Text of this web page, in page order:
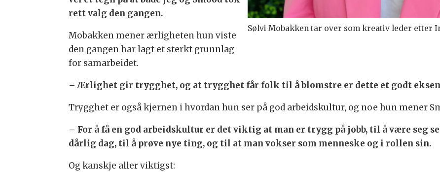
Sølvi Mobakken tar over som kreativ leder etter
rett valg den gangen.
Mobakken mener ærligheten hun viste
den gangen har lagt et sterkt grunnlag
for samarbeidet.
– Ærlighet gir trygghet, og at trygghet får folk til å blomstre er dette et godt
Trygghet er også kjernen i hvordan hun ser på god arbeidskultur, og noe hun mener
– For å få en god arbeidskultur er det viktig at man er trygg på jobb, til å være seg
dårlig dag, til å prøve nye ting, og til at man vokser som menneske og i rollen sin.
Og kanskje aller viktigst: